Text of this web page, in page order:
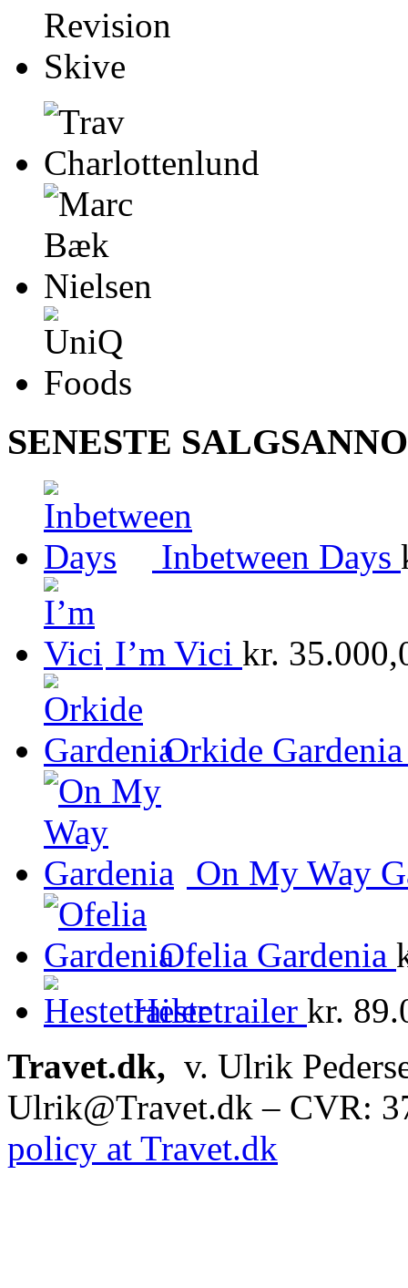
SENESTE
Inbetween Days
I’m Vici kr.
Orkide Gardenia
On My Way
Ofelia Gardenia
Hestetrailer kr.
Travet.dk, v. Ulrik
Ulrik@Travet.dk – CVR:
policy at Travet.dk